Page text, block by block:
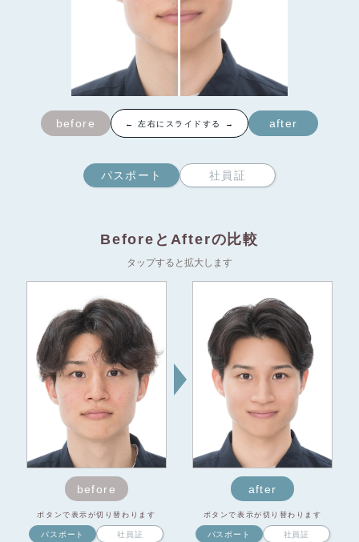
before ← 左右にスライドする → after
パスポート 社員証
BeforeとAfterの比較
before
ボタンで表示が切り替わります
パスポート 社員証
after
ボタンで表示が切り替わります
パスポート 社員証
タップすると拡大します